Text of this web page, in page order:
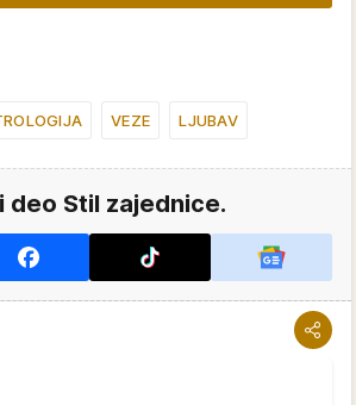
VEZE LJUBAV
deo Stil zajednice.